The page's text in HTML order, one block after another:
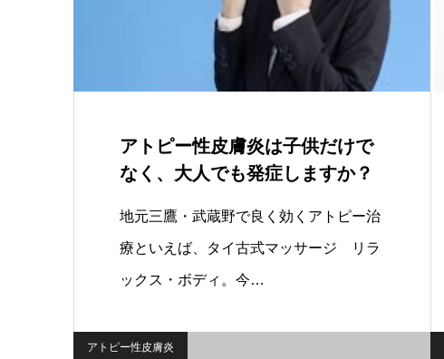
アトピー性皮膚炎は子供だけで
なく、大人でも発症しますか？
地元三鷹・武蔵野で良く効くアトピー治
療といえば、タイ古式マッサージ リラ
ックス・ボディ。今…
アトピー性皮膚炎